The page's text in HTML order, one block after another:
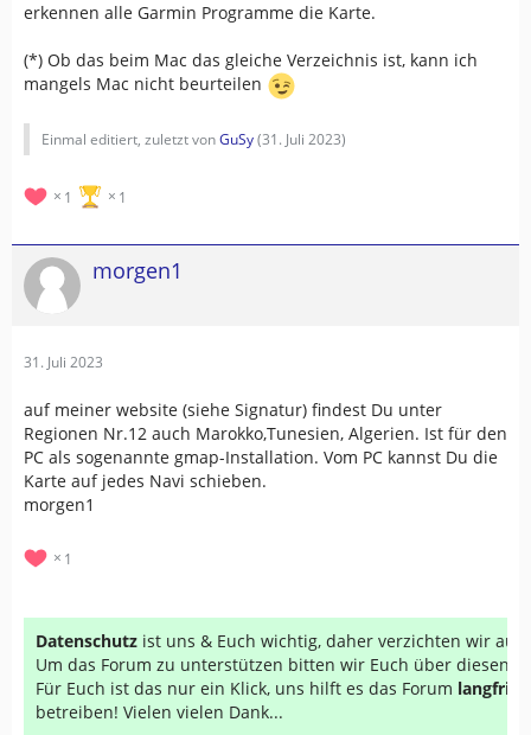
erkennen alle Garmin Programme die Karte.
(*) Ob das beim Mac das gleiche Verzeichnis ist, kann ich
mangels Mac nicht beurteilen
Einmal editiert, zuletzt vonGuSy(31. Juli 2023)
1 1
morgen1
31. Juli 2023
auf meiner website (siehe Signatur) findest Du unter
Regionen Nr.12 auch Marokko,Tunesien, Algerien. Ist für den
PC als sogenannte gmap-Installation. Vom PC kannst Du die
Karte auf jedes Navi schieben.
morgen1
1
Datenschutz ist uns & Euch wichtig, daher verzichten wir auf
Um das Forum zu unterstützen bitten wir Euch über diesen
Für Euch ist das nur ein Klick, uns hilft es das Forum
betreiben! Vielen vielen Dank...